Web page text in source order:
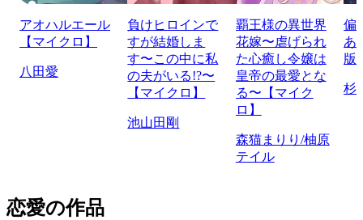
アオハルエール
【マイクロ】
八田愛
負けヒロインで
すが結婚しま
す〜この中に私
の夫がいる!?〜
【マイクロ】
池山田剛
覇王様の異世界
花嫁〜虐げられ
た心癒し令嬢は
皇帝の最愛とな
る〜【マイク
ロ】
森猫まりり/柚原
テイル
偏
あ
版
杉
恋愛の作品